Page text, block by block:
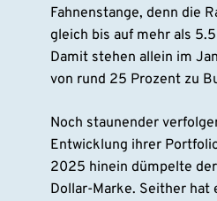
Fahnenstange, denn die
gleich bis auf mehr als
Damit stehen allein im
von rund 25 Prozent zu
Noch staunender
Entwicklung ihrer
2025 hinein dümpelte
Dollar-Marke. Seither hat